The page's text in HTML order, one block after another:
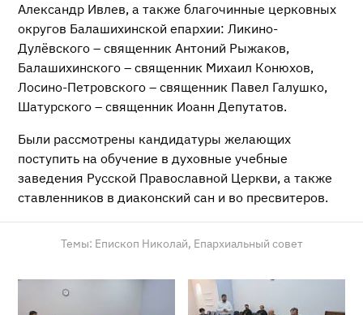
Александр Ивлев, а также благочинные церковных
округов Балашихинской епархии: Ликино-
Дулёвского – священник Антоний Рыжаков,
Балашихинского – священник Михаил Конюхов,
Лосино-Петровского – священник Павел Галушко,
Шатурского – священник Иоанн Депутатов.
Были рассмотрены кандидатуры желающих
поступить на обучение в духовные учебные
заведения Русской Православной Церкви, а также
ставленников в диаконский сан и во пресвитеров.
Темы: Епископ Николай, Епархиальный совет